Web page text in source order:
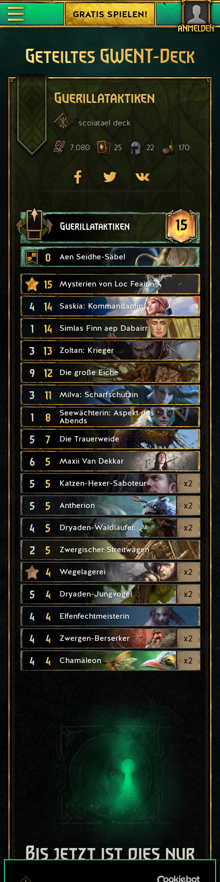
ANMELDEN
GRATIS SPIELEN!
Geteiltes GWENT-Deck
Guerillataktiken
scoiatael deck
7.080 25 22 170
Guerillataktiken 15
0 Aen Seidhe-Säbel
15 Mysterien von Loc Feainn
4 14 Saskia: Kommandantin
1 14 Simlas Finn aep Dabairr
3 13 Zoltan: Krieger
9 12 Die große Eiche
3 11 Milva: Scharfschützin
1 8
Seewächterin: Aspekt des
Abends
5 7 Die Trauerweide
6 5 Maxii Van Dekkar
5 5 Katzen-Hexer-Saboteur x2
5 5 Antherion x2
4 5 Dryaden-Waldläufer x2
2 5 Zwergischer Streitwagen
4 Wegelagerei x2
5 4 Dryaden-Jungvogel x2
4 4 Elfenfechtmeisterin
4 4 Zwergen-Berserker x2
4 4 Chamäleon x2
Bis jetzt ist dies nur
ein geteilter Satz